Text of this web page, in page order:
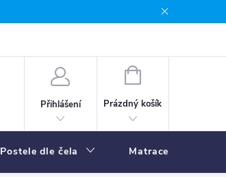
Přihlášení
NÁKUPNÍ
Prázdný košík
Postele dle čela Matrace